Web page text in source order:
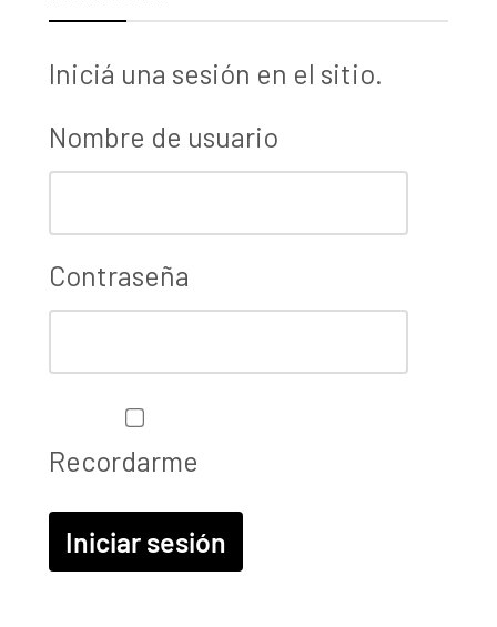
Iniciá una sesión en el sitio.
Nombre de usuario
Contraseña
Recordarme